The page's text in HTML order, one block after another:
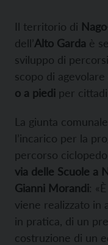
Il territorio di
dell’Alto Garda è
sviluppo di
scopo di agevolare
o a piedi per
La giunta
l’incarico per la
percorso
via delle Scuole a
Gianni Morandi:
viene realizzato in
in pratica, di un
costruzione di un